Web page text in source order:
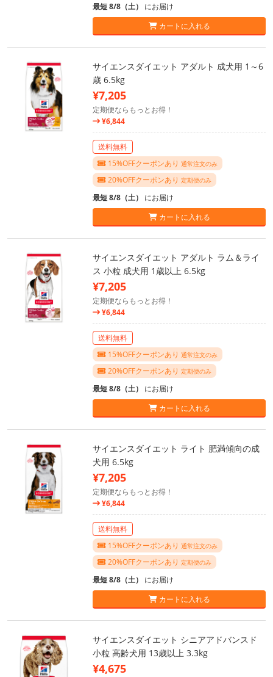
最短 8/8（土） にお届け
カートに入れる
サイエンスダイエット アダルト 成犬用 1～6
歳 6.5kg
¥7,205
定期便ならもっとお得！
¥6,844
送料無料
15%OFFクーポンあり 通常注文のみ
20%OFFクーポンあり 定期便のみ
最短 8/8（土） にお届け
カートに入れる
サイエンスダイエット アダルト ラム＆ライ
ス 小粒 成犬用 1歳以上 6.5kg
¥7,205
定期便ならもっとお得！
¥6,844
送料無料
15%OFFクーポンあり 通常注文のみ
20%OFFクーポンあり 定期便のみ
最短 8/8（土） にお届け
カートに入れる
サイエンスダイエット ライト 肥満傾向の成
犬用 6.5kg
¥7,205
定期便ならもっとお得！
¥6,844
送料無料
15%OFFクーポンあり 通常注文のみ
20%OFFクーポンあり 定期便のみ
最短 8/8（土） にお届け
カートに入れる
サイエンスダイエット シニアアドバンスド
小粒 高齢犬用 13歳以上 3.3kg
¥4,675